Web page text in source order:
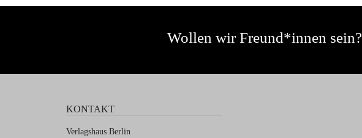
Wollen wir Freund*innen sein?
KONTAKT
Verlagshaus Berlin